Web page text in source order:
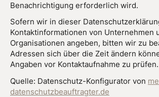
Benachrichtigung erforderlich wird.
Sofern wir in dieser
Kontaktinformationen von Unternehmen
Organisationen angeben, bitten wir zu
Adressen sich über die Zeit ändern
Angaben vor Kontaktaufnahme zu prüfen.
Quelle: Datenschutz-Konfigurator von
datenschutzbeauftragter.de